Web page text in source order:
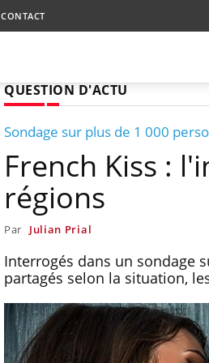
CONTACT
QUESTION D'ACTU
Sondage sur plus de 1 000
French Kiss :
régions
Par Julian Prial
Interrogés dans un sondage
partagés selon la situation,